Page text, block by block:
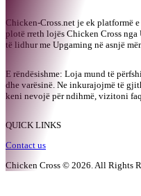
Chicken-Cross.net je ek platformë
plotë rreth lojës Chicken Cross
të lidhur me Upgaming në asnjë
E rëndësishme: Loja mund të
dhe varësinë. Ne inkurajojmë të
keni nevojë për ndihmë, vizitoni
QUICK LINKS
Contact us
Chicken Cross © 2026.All Rights